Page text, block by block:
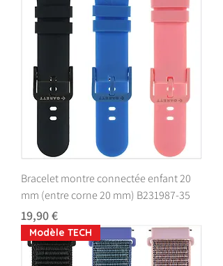
Bracelet montre connectée enfant 20
mm (entre corne 20 mm) B231987-35
Prix
19,90 €
Modèle TECH